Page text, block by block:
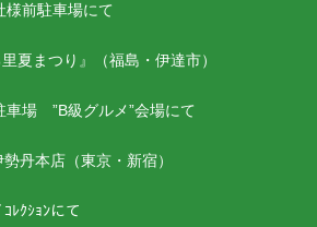
様前駐車場にて
夏まつり』（福島・伊達市）
車場 ”B級グルメ”会場にて
丹本店（東京・新宿）
ﾚｸｼｮﾝにて